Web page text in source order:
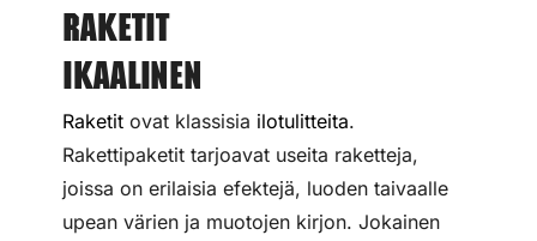
Raketit
Ikaalinen
Raketit ovat klassisia ilotulitteita.
Rakettipaketit tarjoavat useita raketteja,
joissa on erilaisia efektejä, luoden taivaalle
upean värien ja muotojen kirjon. Jokainen